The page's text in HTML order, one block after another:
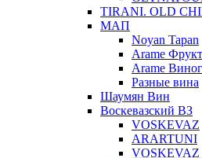
TIRANI. OLD
МАП
Noyan Tapan
Arame
Arame
Разные вина
Шаумян Вин
Воскевазский ВЗ
VOSKEVAZ
ARARTUNI
VOSKEVAZ